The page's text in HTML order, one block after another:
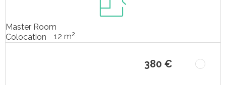
Master Room
Colocation
12 m2
380 €